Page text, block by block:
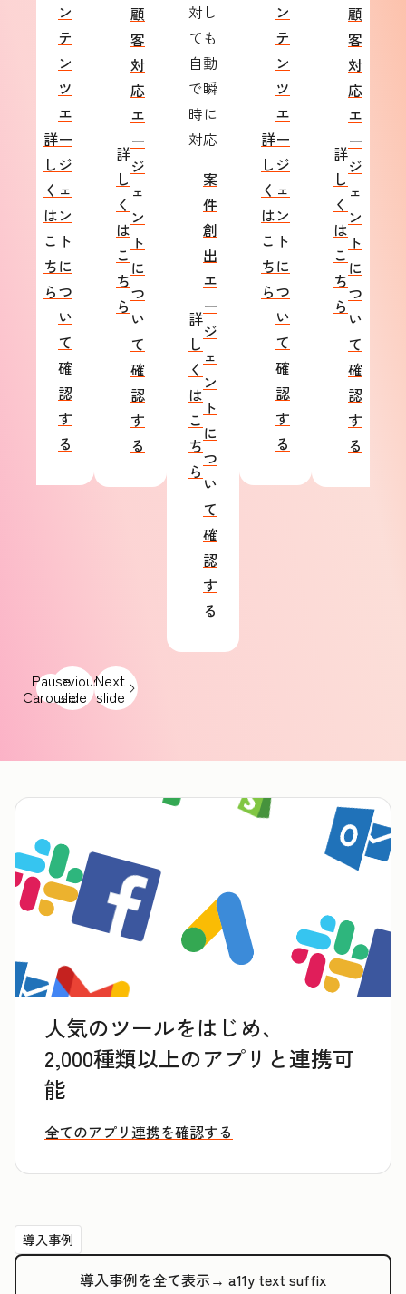
Previous
slide
Next
slide
詳
し
く
は
こ
ち
ら
ン
テ
ン
ツ
エ
ー
ジ
ェ
ン
ト
に
つ
い
て
確
認
す
る
詳
し
く
は
こ
ち
ら
顧
客
対
応
エ
ー
ジ
ェ
ン
ト
に
つ
い
て
確
認
す
る
対し
ても
自動
で瞬
時に
対応
詳
し
く
は
こ
ち
ら
案
件
創
出
エ
ー
ジ
ェ
ン
ト
に
つ
い
て
確
認
す
る
詳
し
く
は
こ
ち
ら
ン
テ
ン
ツ
エ
ー
ジ
ェ
ン
ト
に
つ
い
て
確
認
す
る
詳
し
く
は
こ
ち
ら
顧
客
対
応
エ
ー
ジ
ェ
ン
ト
に
つ
い
て
確
認
す
る
Pause
Carousel
人気のツールをはじめ、
2,000種類以上のアプリと連携可
能
全てのアプリ連携を確認する
導入事例
導入事例を全て表示→ a11y text suffix